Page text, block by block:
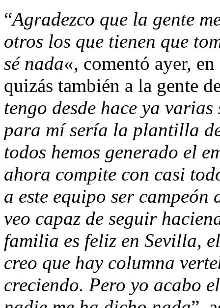
“Agradezco que la gente
otros los que tienen que
sé nada«, comentó ayer,
quizás también a la gente
tengo desde hace ya
para mí sería la plantilla
todos hemos generado el
ahora compite con casi
a este equipo ser
veo capaz de seguir
familia es feliz en Sevilla,
creo que hay columna
creciendo. Pero yo acabo